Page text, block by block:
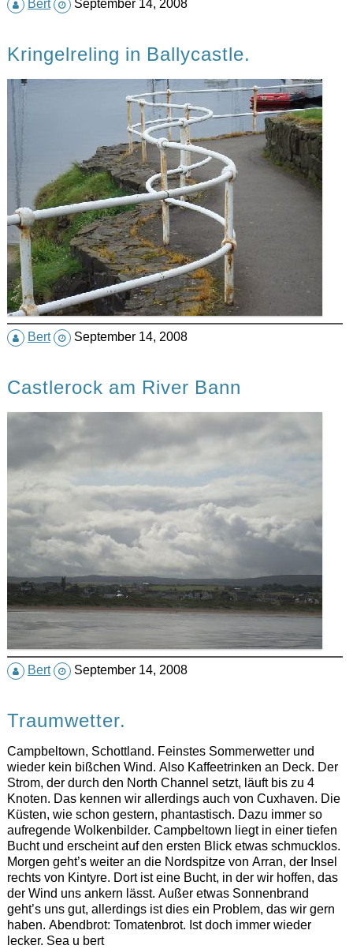
Bert September 14, 2008
Kringelreling in Ballycastle.
Bert September 14, 2008
Castlerock am River Bann
Bert September 14, 2008
Traumwetter.
Campbeltown, Schottland. Feinstes Sommerwetter und
wieder kein bißchen Wind. Also Kaffeetrinken an Deck. Der
Strom, der durch den North Channel setzt, läuft bis zu 4
Knoten. Das kennen wir allerdings auch von Cuxhaven. Die
Küsten, wie schon gestern, phantastisch. Dazu immer so
aufregende Wolkenbilder. Campbeltown liegt in einer tiefen
Bucht und erscheint auf den ersten Blick etwas schmucklos.
Morgen geht’s weiter an die Nordspitze von Arran, der Insel
rechts von Kintyre. Dort ist eine Bucht, in der wir hoffen, das
der Wind uns ankern lässt. Außer etwas Sonnenbrand
geht’s uns gut, allerdings ist dies ein Problem, das wir gern
haben. Abendbrot: Tomatenbrot. Ist doch immer wieder
lecker. Sea u bert